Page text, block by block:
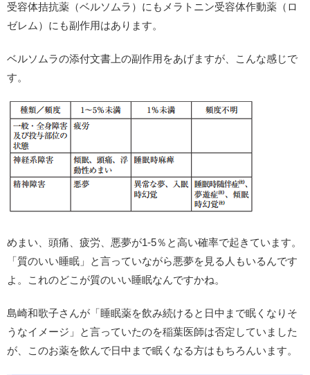
受容体拮抗薬（ベルソムラ）にもメラトニン受容体作動薬（ロ
ゼレム）にも副作用はあります。
ベルソムラの添付文書上の副作用をあげますが、こんな感じで
す。
めまい、頭痛、疲労、悪夢が1-5％と高い確率で起きています。
「質のいい睡眠」と言っていながら悪夢を見る人もいるんです
よ。これのどこが質のいい睡眠なんですかね。
島崎和歌子さんが「睡眠薬を飲み続けると日中まで眠くなりそ
うなイメージ」と言っていたのを稲葉医師は否定していました
が、このお薬を飲んで日中まで眠くなる方はもちろんいます。